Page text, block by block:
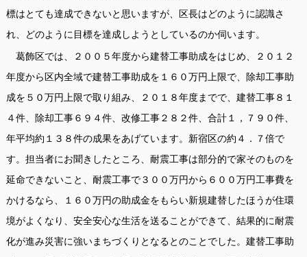
標はとても達成できないと思いますが、区長はどのように認識さ
れ、どのように目標を達成しようとしているのか伺います。
葛飾区では、２００５年度から建替工事助成をはじめ、２０１２
年度から区内全域で建替工事助成を１６０万円上限で、除却工事助
成を５０万円上限で取り組み、２０１８年度までで、建替工事８１
４件、除却工事６９４件、改修工事２８２件、合計１，７９０件、
年平均約１３８件の成果をあげています。新宿区の約４．７倍で
す。担当者にお聞きしたところ、耐震工事は部分的で家そのものを
延命できないこと、耐震工事で３００万円から６００万円工事費を
かけるなら、１６０万円の助成金をもらい新規建替したほうが住環
境がよくなり、安全安心な生活を送ることができて、結果的に耐震
化が進み災害に強いまちづくりとなるとのことでした。建替工事助